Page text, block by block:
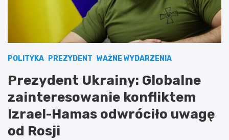
POLITYKA PREZYDENT WAŻNE WYDARZENIA
Prezydent Ukrainy: Globalne
zainteresowanie konfliktem
Izrael-Hamas odwróciło uwagę
od Rosji